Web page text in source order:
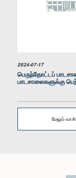
2024-07-17
பெருந்தோட்டப்
பாடசாலைகளுக்கு
மேலும்